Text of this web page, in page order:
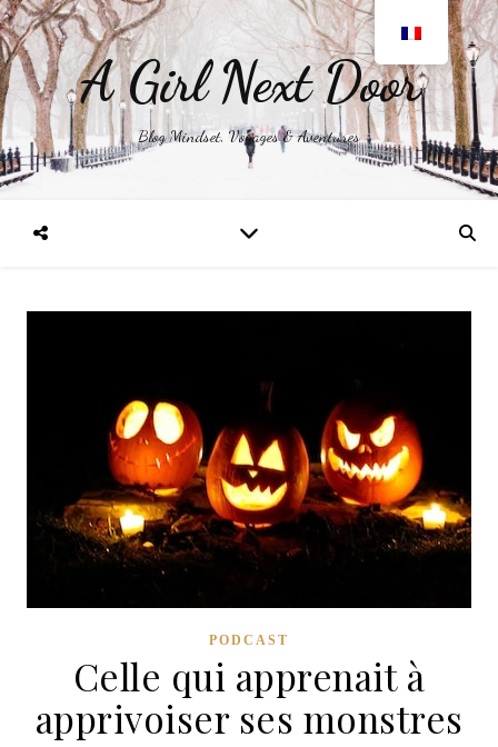
A Girl Next Door
Blog Mindset, Voyages & Aventures
PODCAST
Celle qui apprenait à
apprivoiser ses monstres